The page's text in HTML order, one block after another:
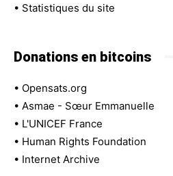
• Statistiques du site
Donations en bitcoins
• Opensats.org
• Asmae - Sœur Emmanuelle
• L'UNICEF France
• Human Rights Foundation
• Internet Archive